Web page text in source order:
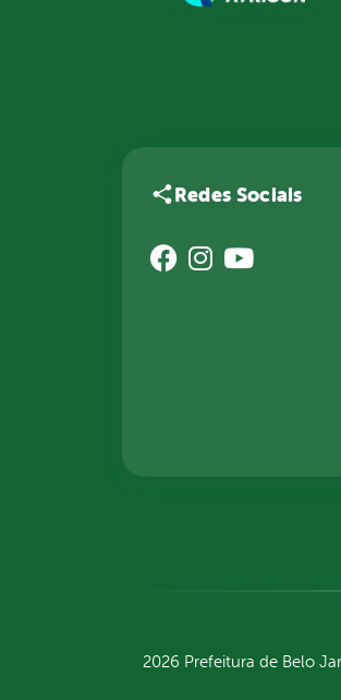
Redes Sociais
2026 Prefeitura de Belo